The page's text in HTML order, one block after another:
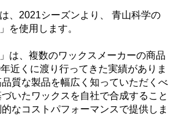
、2021シーズンより、 青山科学の
を使用します。
は、複数のワックスメーカーの商品
近くに渡り行ってきた実績がありま
質な製品を幅広く知っていただくべ
いたワックスを自社で合成すること
なコストパフォーマンスで提供しま